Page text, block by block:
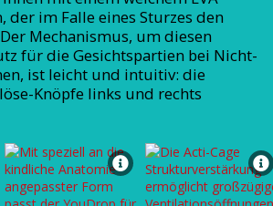
der im Falle eines Sturzes den
Mechanismus, um diesen
für die Gesichtspartien bei Nicht-
ist leicht und intuitiv: die
Knöpfe links und rechts